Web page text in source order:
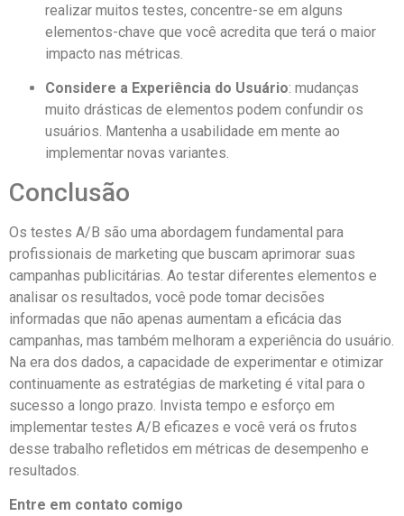
realizar muitos testes, concentre-se em alguns
elementos-chave que você acredita que terá o maior
impacto nas métricas.
Considere a Experiência do Usuário: mudanças
muito drásticas de elementos podem confundir os
usuários. Mantenha a usabilidade em mente ao
implementar novas variantes.
Conclusão
Os testes A/B são uma abordagem fundamental para
profissionais de marketing que buscam aprimorar suas
campanhas publicitárias. Ao testar diferentes elementos e
analisar os resultados, você pode tomar decisões
informadas que não apenas aumentam a eficácia das
campanhas, mas também melhoram a experiência do usuário.
Na era dos dados, a capacidade de experimentar e otimizar
continuamente as estratégias de marketing é vital para o
sucesso a longo prazo. Invista tempo e esforço em
implementar testes A/B eficazes e você verá os frutos
desse trabalho refletidos em métricas de desempenho e
resultados.
Entre em contato comigo